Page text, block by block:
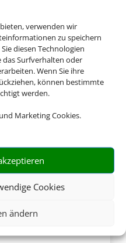
verwenden wir
zu speichern
diesen Technologien
Surfverhalten oder
Wenn Sie ihre
können bestimmte
werden.
Marketing Cookies.
Cookies
ändern
Ihren